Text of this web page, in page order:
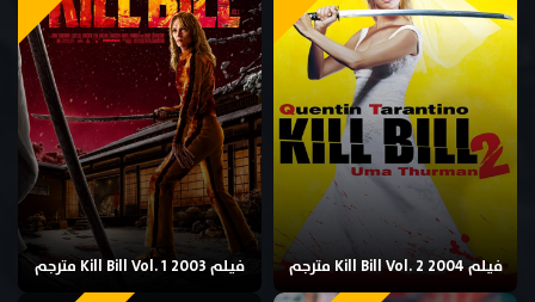
فيلم Kill Bill Vol. 2 2004 مترجم فيلم Kill Bill Vol. 1 2003 مترجم